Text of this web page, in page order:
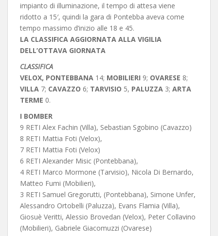
impianto di illuminazione, il tempo di attesa viene
ridotto a 15′, quindi la gara di Pontebba aveva come
tempo massimo d’inizio alle 18 e 45.
LA CLASSIFICA AGGIORNATA ALLA VIGILIA
DELL’OTTAVA GIORNATA
CLASSIFICA
VELOX, PONTEBBANA 14; MOBILIERI 9; OVARESE 8;
VILLA 7; CAVAZZO 6; TARVISIO 5, PALUZZA 3; ARTA
TERME 0.
I BOMBER
9 RETI Alex Fachin (Villa), Sebastian Sgobino (Cavazzo)
8 RETI Mattia Foti (Velox),
7 RETI Mattia Foti (Velox)
6 RETI Alexander Misic (Pontebbana),
4 RETI Marco Mormone (Tarvisio), Nicola Di Bernardo,
Matteo Fumi (Mobilieri),
3 RETI Samuel Gregorutti, (Pontebbana), Simone Unfer,
Alessandro Ortobelli (Paluzza), Evans Flamia (Villa),
Giosuè Veritti, Alessio Brovedan (Velox), Peter Collavino
(Mobilieri), Gabriele Giacomuzzi (Ovarese)